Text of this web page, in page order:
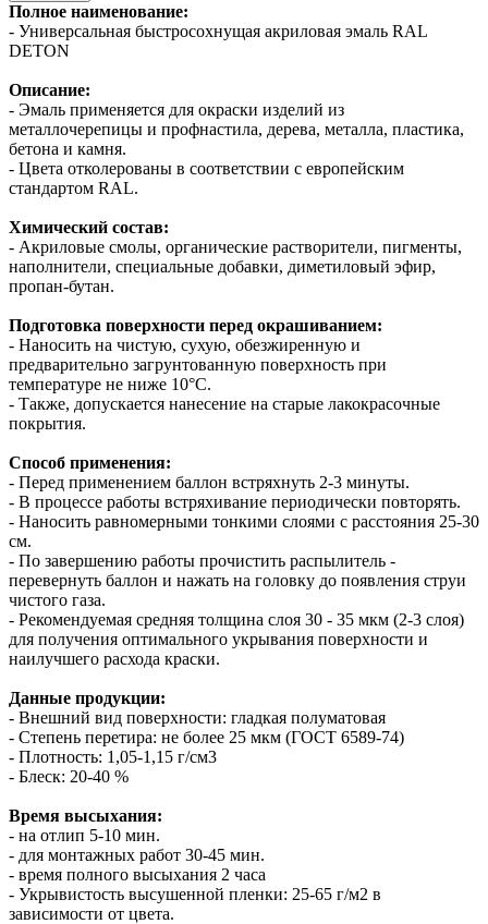
Полное наименование:
- Универсальная быстросохнущая акриловая эмаль RAL
DETON
Описание:
- Эмаль применяется для окраски изделий из
металлочерепицы и профнастила, дерева, металла, пластика,
бетона и камня.
- Цвета отколерованы в соответствии с европейским
стандартом RAL.
Химический состав:
- Акриловые смолы, органические растворители, пигменты,
наполнители, специальные добавки, диметиловый эфир,
пропан-бутан.
Подготовка поверхности перед окрашиванием:
- Наносить на чистую, сухую, обезжиренную и
предварительно загрунтованную поверхность при
температуре не ниже 10°С.
- Также, допускается нанесение на старые лакокрасочные
покрытия.
Способ применения:
- Перед применением баллон встряхнуть 2-3 минуты.
- В процессе работы встряхивание периодически повторять.
- Наносить равномерными тонкими слоями с расстояния 25-30
см.
- По завершению работы прочистить распылитель -
перевернуть баллон и нажать на головку до появления струи
чистого газа.
- Рекомендуемая средняя толщина слоя 30 - 35 мкм (2-3 слоя)
для получения оптимального укрывания поверхности и
наилучшего расхода краски.
Данные продукции:
- Внешний вид поверхности: гладкая полуматовая
- Степень перетира: не более 25 мкм (ГОСТ 6589-74)
- Плотность: 1,05-1,15 г/см3
- Блеск: 20-40 %
Время высыхания:
- на отлип 5-10 мин.
- для монтажных работ 30-45 мин.
- время полного высыхания 2 часа
- Укрывистость высушенной пленки: 25-65 г/м2 в
зависимости от цвета.